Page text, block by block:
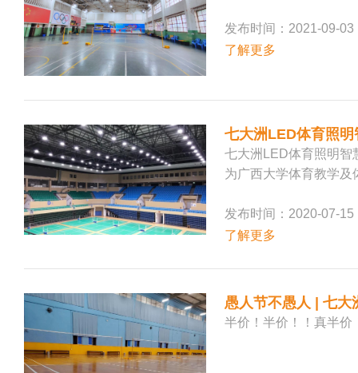
发布时间：2021-09-03
了解更多
七大洲LED体育照
七大洲LED体育照明智
为广西大学体育教学
发布时间：2020-07-15
了解更多
愚人节不愚人 | 七大
半价！半价！！真半价